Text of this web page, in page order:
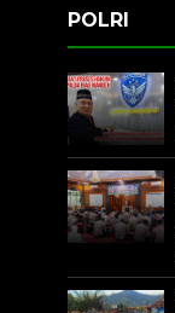
POLRI